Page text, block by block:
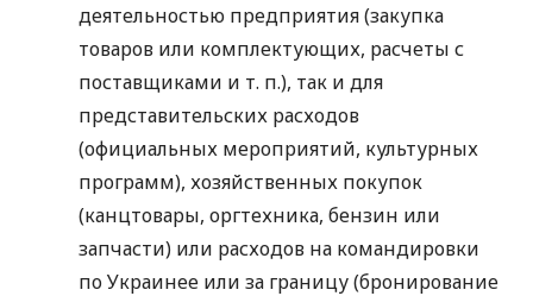
деятельностью предприятия (закупка
товаров или комплектующих, расчеты с
поставщиками и т. п.), так и для
представительских расходов
(официальных мероприятий, культурных
программ), хозяйственных покупок
(канцтовары, оргтехника, бензин или
запчасти) или расходов на командировки
по Украинее или за границу (бронирование